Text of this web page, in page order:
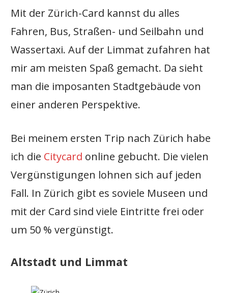
Mit der Zürich-Card kannst du alles
Fahren, Bus, Straßen- und Seilbahn und
Wassertaxi. Auf der Limmat zufahren hat
mir am meisten Spaß gemacht. Da sieht
man die imposanten Stadtgebäude von
einer anderen Perspektive.
Bei meinem ersten Trip nach Zürich habe
ich die Citycard online gebucht. Die vielen
Vergünstigungen lohnen sich auf jeden
Fall. In Zürich gibt es soviele Museen und
mit der Card sind viele Eintritte frei oder
um 50 % vergünstigt.
Altstadt und Limmat